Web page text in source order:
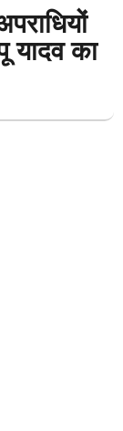
यादव का